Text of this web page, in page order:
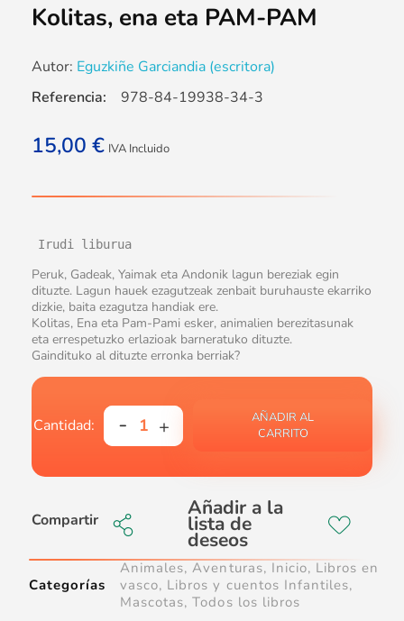
Kolitas, ena eta PAM-PAM
Autor: Eguzkiñe Garciandia (escritora)
15,00 € IVA Incluido
Irudi liburua
Peruk, Gadeak, Yaimak eta Andonik lagun bereziak egin
dituzte. Lagun hauek ezagutzeak zenbait buruhauste ekarriko
dizkie, baita ezagutza handiak ere.
Kolitas, Ena eta Pam-Pami esker, animalien berezitasunak
eta errespetuzko erlazioak barneratuko dituzte.
Gaindituko al dituzte erronka berriak?
AÑADIR AL
CARRITO
Compartir
Referencia: 978-84-19938-34-3
Categorías
Animales,Aventuras, Inicio, Libros en
vasco, Libros y cuentos Infantiles,
Mascotas,Todos los libros